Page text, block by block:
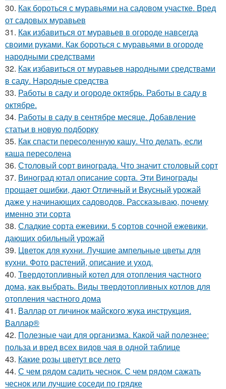
30. Как бороться с муравьями на садовом участке. Вред
от садовых муравьев
31. Как избавиться от муравьев в огороде навсегда
своими руками. Как бороться с муравьями в огороде
народными средствами
32. Как избавиться от муравьев народными средствами
в саду. Народные средства
33. Работы в саду и огороде октябрь. Работы в саду в
октябре.
34. Работы в саду в сентябре месяце. Добавление
статьи в новую подборку
35. Как спасти пересоленную кашу. Что делать, если
каша пересолена
36. Столовый сорт винограда. Что значит столовый сорт
37. Виноград ютал описание сорта. Эти Винограды
прощает ошибки, дают Отличный и Вкусный урожай
даже у начинающих садоводов. Рассказываю, почему
именно эти сорта
38. Сладкие сорта ежевики. 5 сортов сочной ежевики,
дающих обильный урожай
39. Цветок для кухни. Лучшие ампельные цветы для
кухни. Фото растений, описание и уход.
40. Твердотопливный котел для отопления частного
дома, как выбрать. Виды твердотопливных котлов для
отопления частного дома
41. Валлар от личинок майского жука инструкция.
Валлар®
42. Полезные чаи для организма. Какой чай полезнее:
польза и вред всех видов чая в одной таблице
43. Какие розы цветут все лето
44. С чем рядом садить чеснок. С чем рядом сажать
чеснок или лучшие соседи по грядке